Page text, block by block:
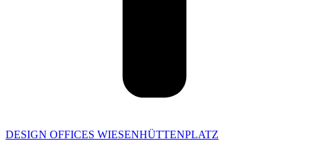
DESIGN OFFICES WIESENHÜTTENPLATZ